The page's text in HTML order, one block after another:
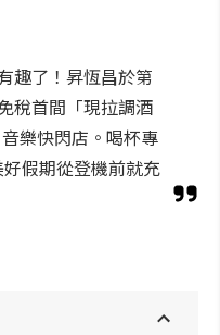
趣了！昇恆昌於第
稅首間「現拉調酒
樂快閃店。喝杯專
假期從登機前就充